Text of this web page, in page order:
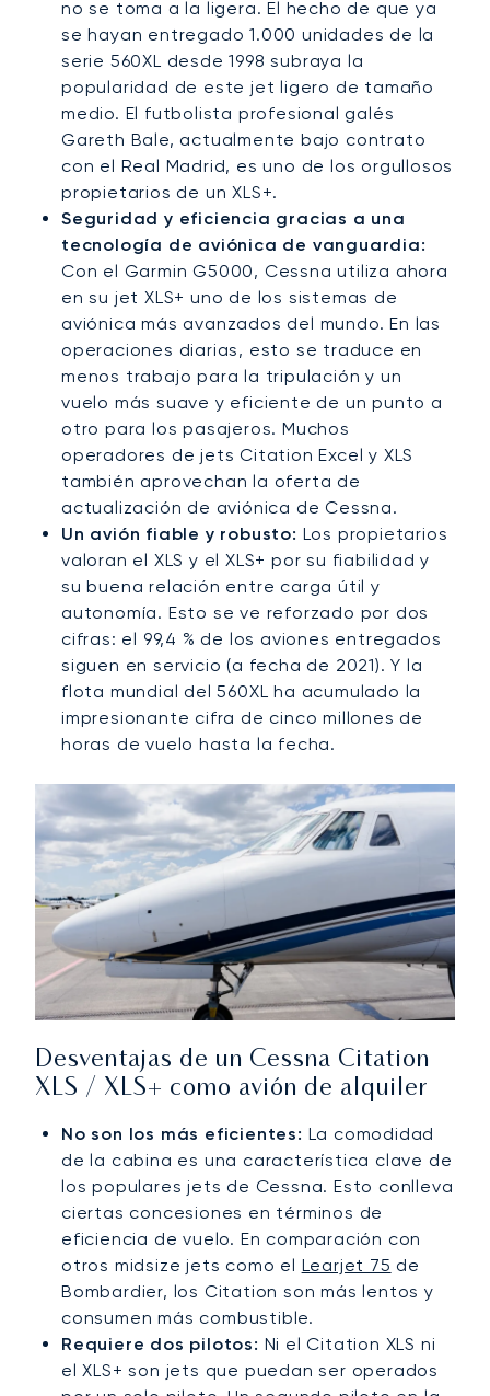
no se toma a la ligera. El hecho de que ya
se hayan entregado 1.000 unidades de la
serie 560XL desde 1998 subraya la
popularidad de este jet ligero de tamaño
medio. El futbolista profesional galés
Gareth Bale, actualmente bajo contrato
con el Real Madrid, es uno de los orgullosos
propietarios de un XLS+.
Seguridad y eficiencia gracias a una
tecnología de aviónica de vanguardia:
Con el Garmin G5000, Cessna utiliza ahora
en su jet XLS+ uno de los sistemas de
aviónica más avanzados del mundo. En las
operaciones diarias, esto se traduce en
menos trabajo para la tripulación y un
vuelo más suave y eficiente de un punto a
otro para los pasajeros. Muchos
operadores de jets Citation Excel y XLS
también aprovechan la oferta de
actualización de aviónica de Cessna.
Un avión fiable y robusto: Los propietarios
valoran el XLS y el XLS+ por su fiabilidad y
su buena relación entre carga útil y
autonomía. Esto se ve reforzado por dos
cifras: el 99,4 % de los aviones entregados
siguen en servicio (a fecha de 2021). Y la
flota mundial del 560XL ha acumulado la
impresionante cifra de cinco millones de
horas de vuelo hasta la fecha.
Desventajas de un Cessna Citation
XLS / XLS+ como avión de alquiler
No son los más eficientes: La comodidad
de la cabina es una característica clave de
los populares jets de Cessna. Esto conlleva
ciertas concesiones en términos de
eficiencia de vuelo. En comparación con
otros midsize jets como el Learjet 75 de
Bombardier, los Citation son más lentos y
consumen más combustible.
Requiere dos pilotos: Ni el Citation XLS ni
el XLS+ son jets que puedan ser operados